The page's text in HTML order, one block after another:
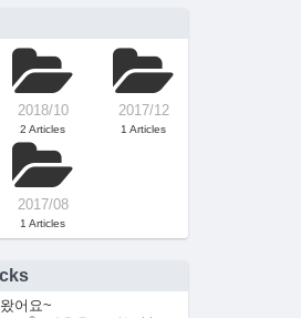
2018/10
2 Articles
2017/12
1 Articles
2017/08
1 Articles
어요~